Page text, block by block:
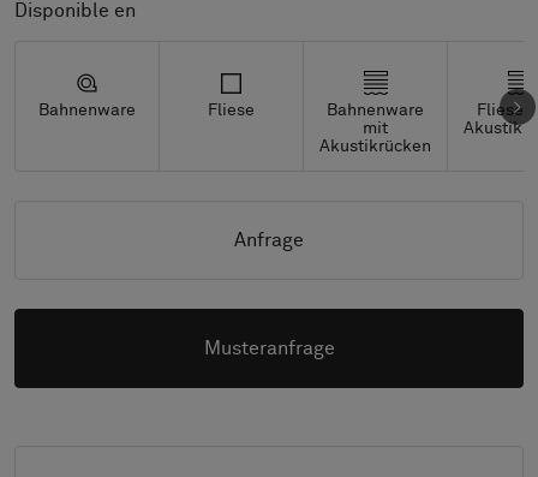
Disponible en
Bahnenware Fliese
Bahnenware
mit
Akustikrücken
Fliesen
Anfrage
Musteranfrage